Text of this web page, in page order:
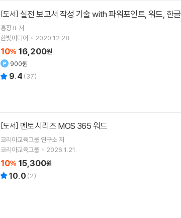
[도서] 실전 보고서 작성 기술 with 파워포인트, 워드, 한글
홍장표 저
한빛미디어
2020.12.28.
10% 16,200원
900원
9.4 (37)
[도서] 멘토시리즈 MOS 365 워드
코리아교육그룹 연구소 저
코리아교육그룹
2026.1.21.
10% 15,300원
10.0 (2)